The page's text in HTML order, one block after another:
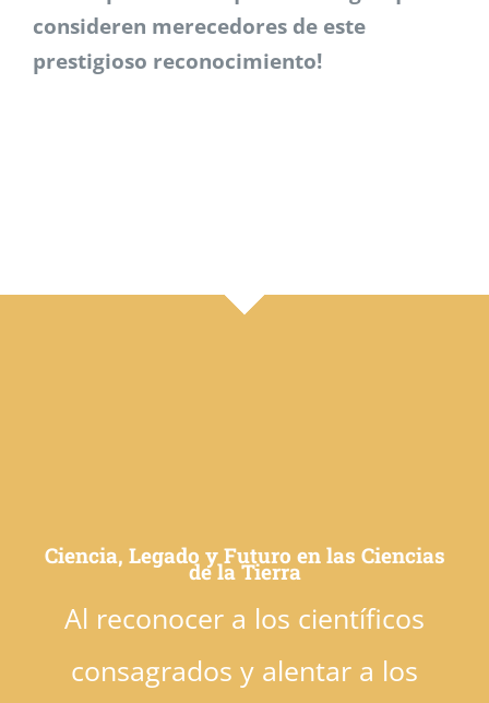
consideren merecedores de este
prestigioso reconocimiento!
Ciencia, Legado y Futuro en las Ciencias
de la Tierra
Al reconocer a los científicos
consagrados y alentar a los